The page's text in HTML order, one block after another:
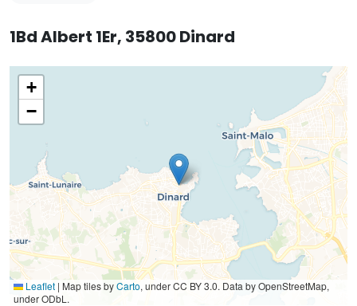
1Bd Albert 1Er, 35800 Dinard
+
−
Leaflet | Map tiles byCarto, under CC BY 3.0. Data by OpenStreetMap,
under ODbL.